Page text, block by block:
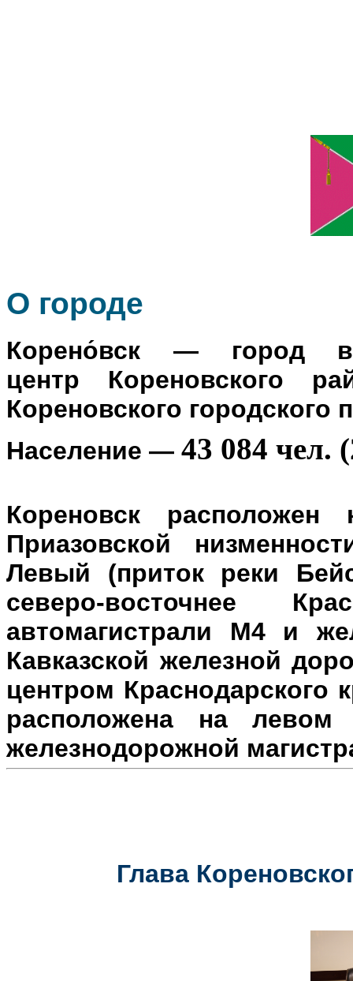
О городе
Корено́вск — город в
центр Кореновского
Кореновского городского
Население — 43 084 чел.
Кореновск
Приазовской
Левый (приток реки
северо-восточнее
автомагистрали М4 и
Кавказской железной
центром Краснодарского
расположена на левом
железнодорожной
Глава